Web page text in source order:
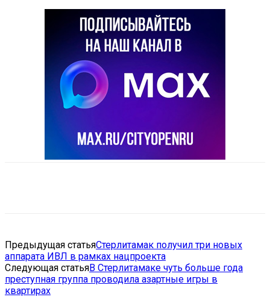
Предыдущая статьяСтерлитамак получил три новых
аппарата ИВЛ в рамках нацпроекта
Следующая статьяВ Стерлитамаке чуть больше года
преступная группа проводила азартные игры в
квартирах